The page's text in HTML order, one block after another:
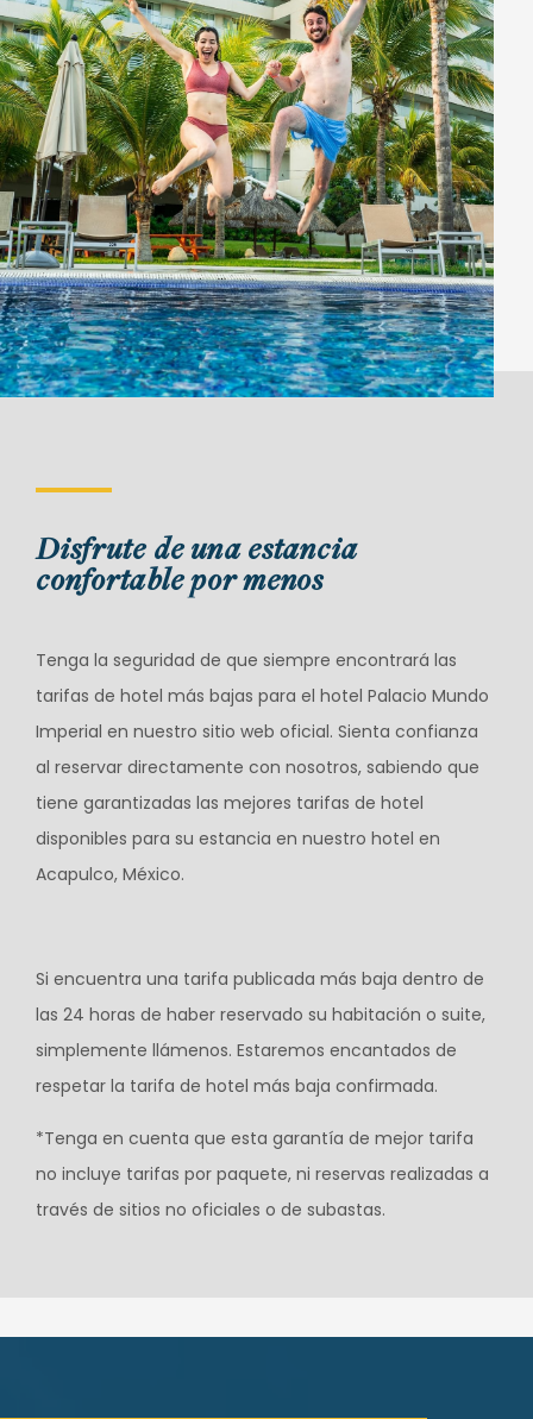
Disfrute de una estancia
confortable por menos
Tenga la seguridad de que siempre encontrará las
tarifas de hotel más bajas para el hotel Palacio Mundo
Imperial en nuestro sitio web oficial. Sienta confianza
al reservar directamente con nosotros, sabiendo que
tiene garantizadas las mejores tarifas de hotel
disponibles para su estancia en nuestro hotel en
Acapulco, México.
Si encuentra una tarifa publicada más baja dentro de
las 24 horas de haber reservado su habitación o suite,
simplemente llámenos. Estaremos encantados de
respetar la tarifa de hotel más baja confirmada.
*Tenga en cuenta que esta garantía de mejor tarifa
no incluye tarifas por paquete, ni reservas realizadas a
través de sitios no oficiales o de subastas.